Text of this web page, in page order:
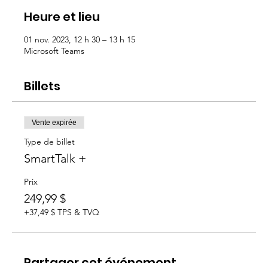
Heure et lieu
01 nov. 2023, 12 h 30 – 13 h 15
Microsoft Teams
Billets
Vente expirée
Type de billet
SmartTalk +
Prix
249,99 $
+37,49 $ TPS & TVQ